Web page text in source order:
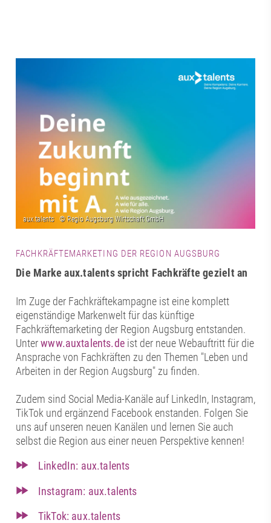
FACHKRÄFTEMARKETING DER REGION AUGSBURG
Die Marke aux.talents spricht Fachkräfte gezielt an
Im Zuge der Fachkräftekampagne ist eine komplett
eigenständige Markenwelt für das künftige
Fachkräftemarketing der Region Augsburg entstanden.
Unterwww.auxtalents.deist der neue Webauftritt für die
Ansprache von Fachkräften zu den Themen "Leben und
Arbeiten in der Region Augsburg" zu finden.
Zudem sind Social Media-Kanäle auf LinkedIn, Instagram,
TikTok und ergänzend Facebook enstanden. Folgen Sie
uns auf unseren neuen Kanälen und lernen Sie auch
selbst die Region aus einer neuen Perspektive kennen!
LinkedIn: aux.talents
Instagram: aux.talents
TikTok: aux.talents